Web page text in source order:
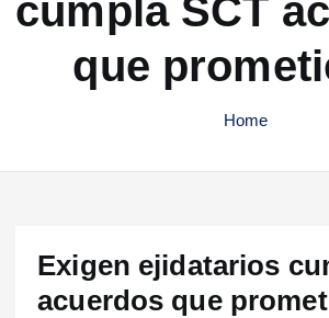
cumpla SCT
que
Home
Exigen ejidatarios
acuerdos que